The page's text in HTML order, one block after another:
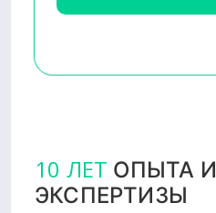
10 ЛЕТ ОПЫТА И
ЭКСПЕРТИЗЫ